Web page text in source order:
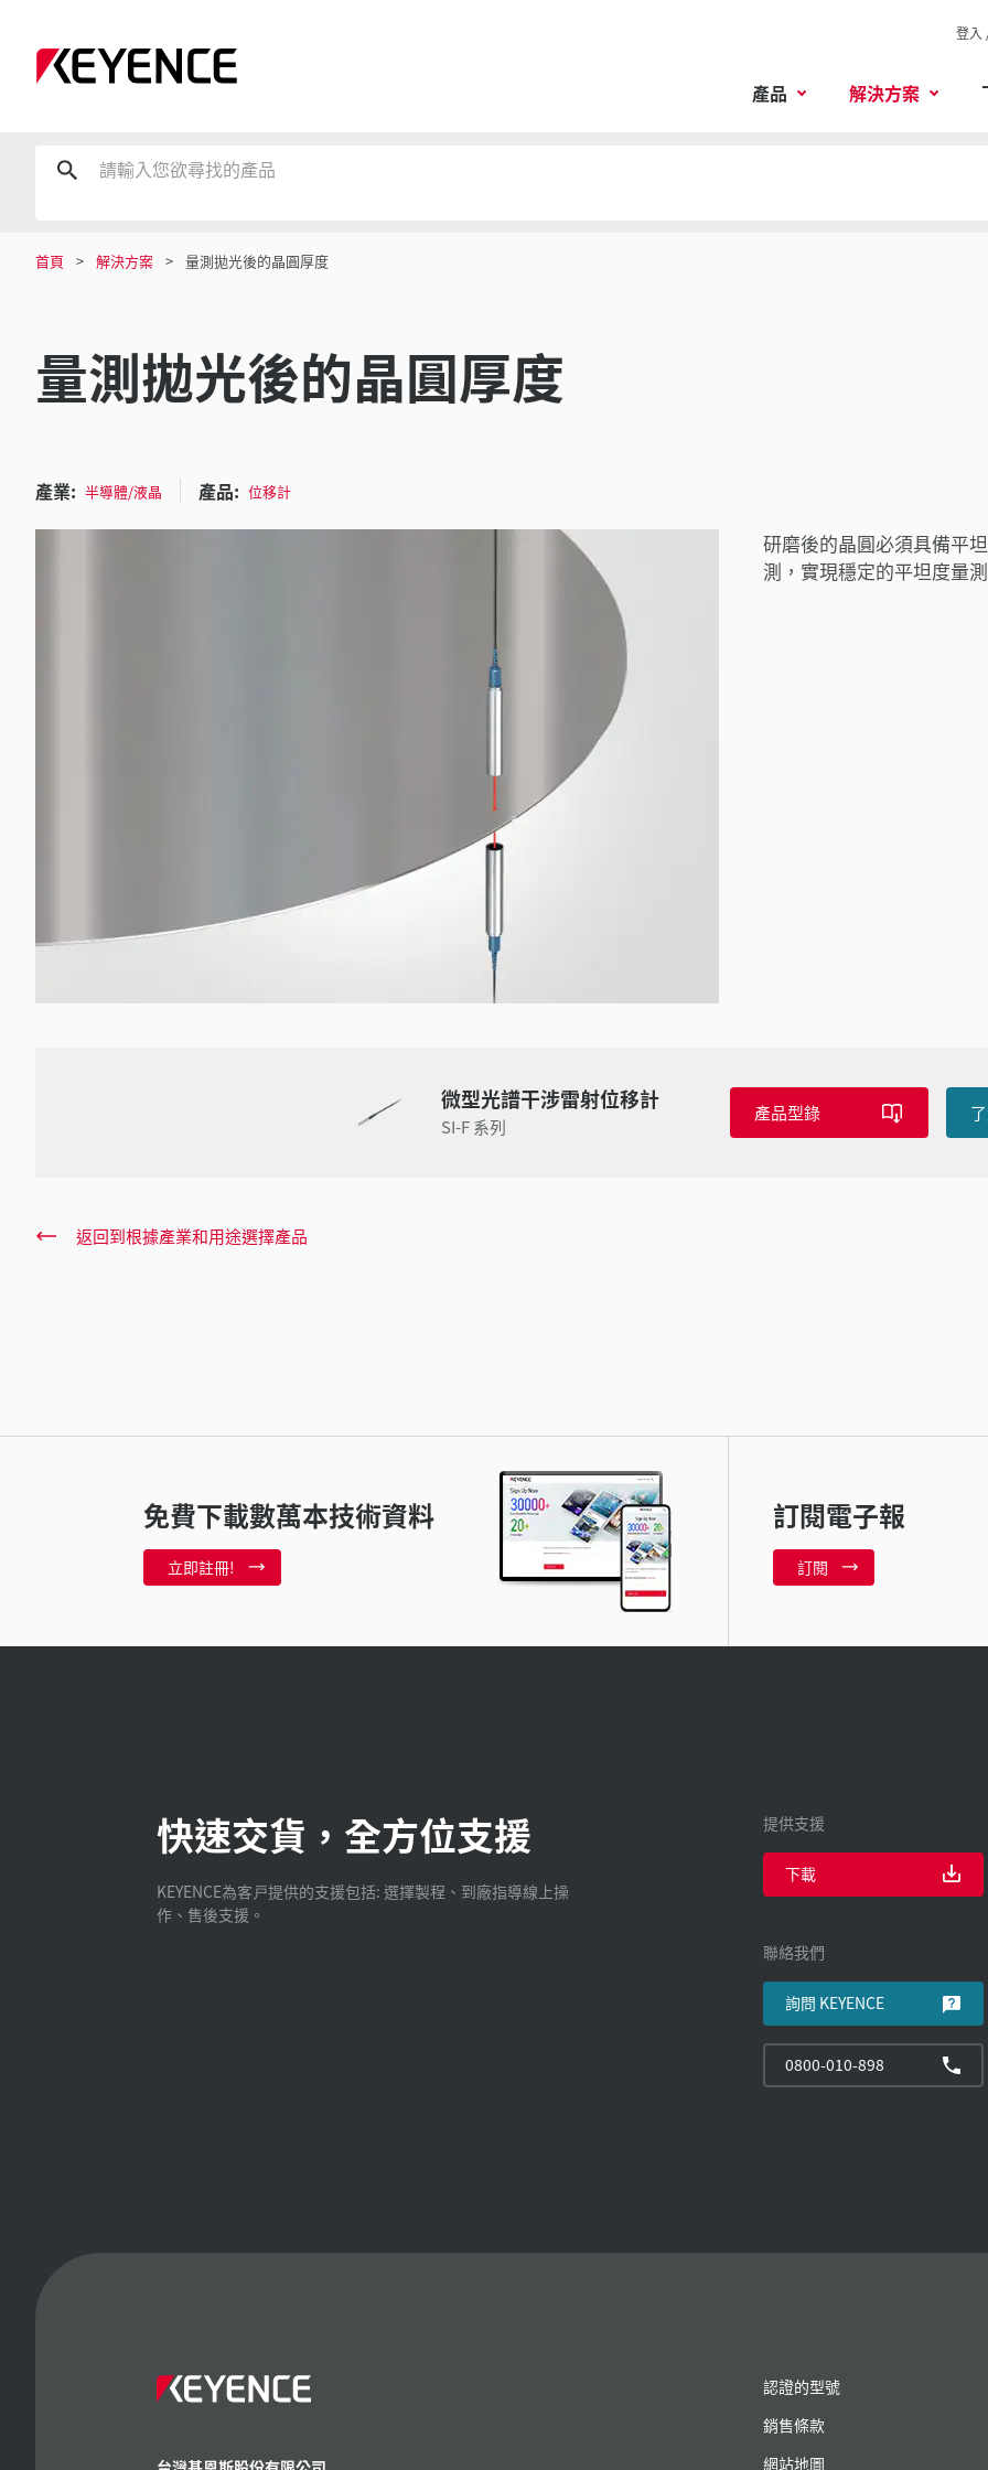
登入
產品 解決方案
首頁 解決方案 量測拋光後的晶圓厚度
量測拋光後的晶圓厚度
產業: 半導體/液晶 產品: 位移計
研磨後的晶圓必須具備平
測，實現穩定的平坦度量
微型光譜干涉雷射位移計
SI-F 系列
產品型錄
返回到根據產業和用途選擇產品
免費下載數萬本技術資料
立即註冊!
訂閱電子報
訂閱
快速交貨，全方位支援
KEYENCE為客戸提供的支援包括: 選擇製程、到廠指導線上操
作、售後支援。
提供支援
下載
聯絡我們
詢問 KEYENCE
0800-010-898
認證的型號
銷售條款
網站地圖